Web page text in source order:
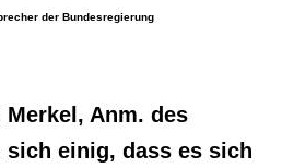
der Bundesregierung
Anm. des
sich einig, dass es sich